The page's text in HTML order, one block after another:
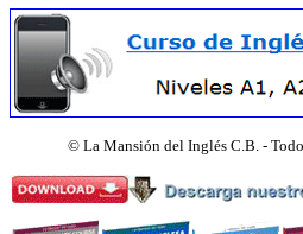
© La Mansión del Inglés C.B. -